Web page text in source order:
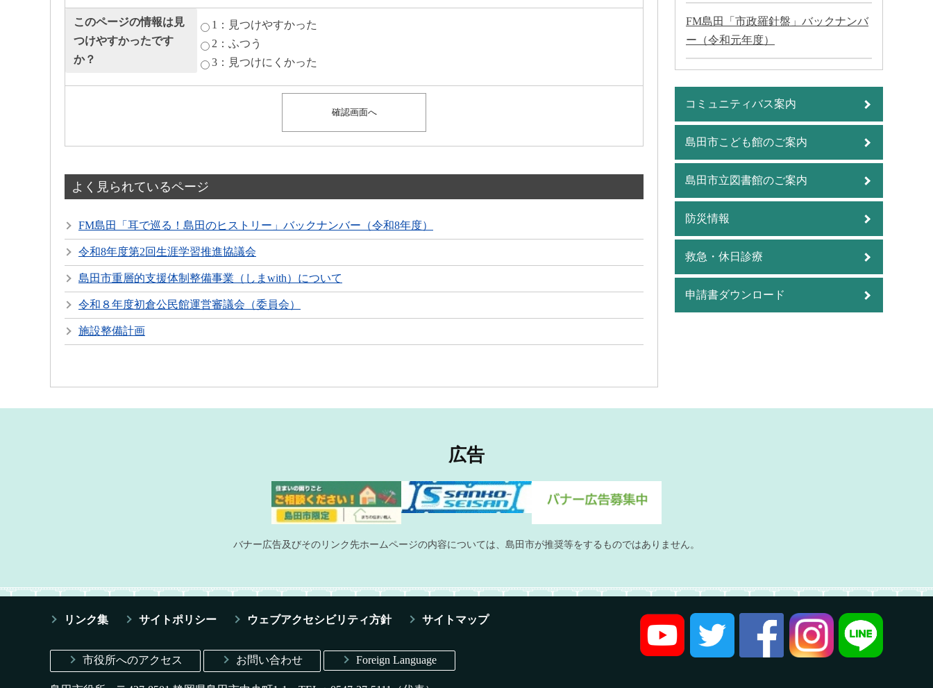
このページの情報は見
つけやすかったです
か？
1：見つけやすかった
2：ふつう
3：見つけにくかった
よく見られているページ
FM島田「耳で巡る！島田のヒストリー」バックナンバー（令和8年度）
令和8年度第2回生涯学習推進協議会
島田市重層的支援体制整備事業（しまwith）について
令和８年度初倉公民館運営審議会（委員会）
施設整備計画
FM島田「市政羅針盤」バックナンバ
ー（令和元年度）
コミュニティバス案内
島田市こども館のご案内
島田市立図書館のご案内
防災情報
救急・休日診療
申請書ダウンロード
広告
バナー広告及びそのリンク先ホームページの内容については、島田市が推奨等をするものではありません。
リンク集 サイトポリシー ウェブアクセシビリティ方針 サイトマップ
市役所へのアクセス お問い合わせ Foreign Language